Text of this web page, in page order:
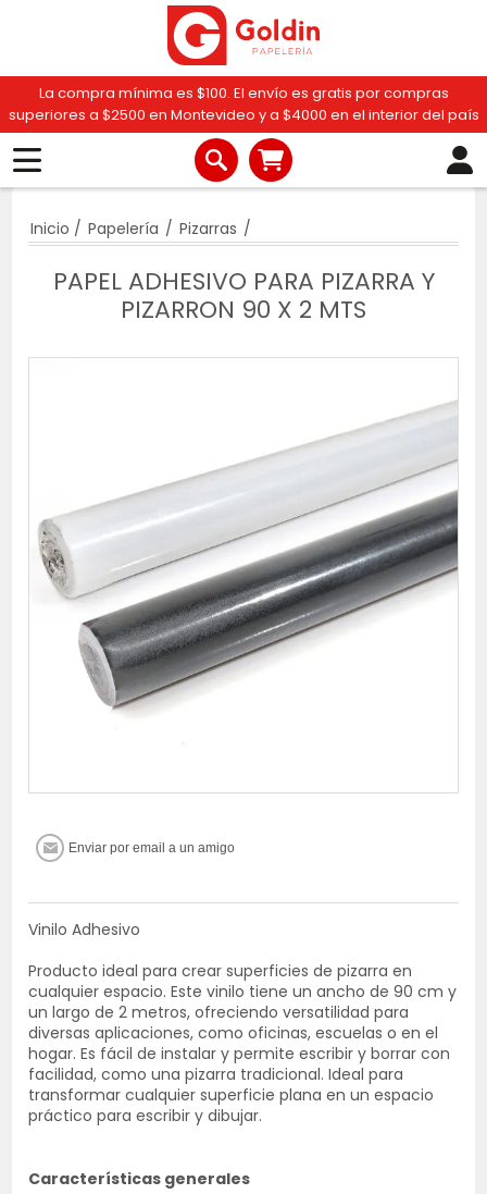
La compra mínima es $100. El envío es gratis por compras
superiores a $2500 en Montevideo y a $4000 en el interior del país
Inicio / Papelería / Pizarras /
PAPEL ADHESIVO PARA PIZARRA Y
PIZARRON 90 X 2 MTS
Vinilo Adhesivo
Producto ideal para crear superficies de pizarra en
cualquier espacio. Este vinilo tiene un ancho de 90 cm y
un largo de 2 metros, ofreciendo versatilidad para
diversas aplicaciones, como oficinas, escuelas o en el
hogar. Es fácil de instalar y permite escribir y borrar con
facilidad, como una pizarra tradicional. Ideal para
transformar cualquier superficie plana en un espacio
práctico para escribir y dibujar.
Características generales